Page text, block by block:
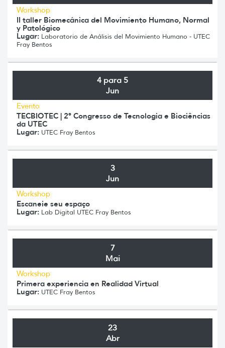
Workshop
II taller Biomecánica del Movimiento Humano, Normal
y Patológico
Lugar: Laboratorio de Análisis del Movimiento Humano - UTEC
Fray Bentos
4 para 5
Jun
Evento
TECBIOTEC | 2º Congresso de Tecnologia e Biociências
da UTEC
Lugar: UTEC Fray Bentos
3
Jun
Workshop
Escaneie seu espaço
Lugar: Lab Digital UTEC Fray Bentos
7
Mai
Workshop
Primera experiencia en Realidad Virtual
Lugar: UTEC Fray Bentos
23
Abr